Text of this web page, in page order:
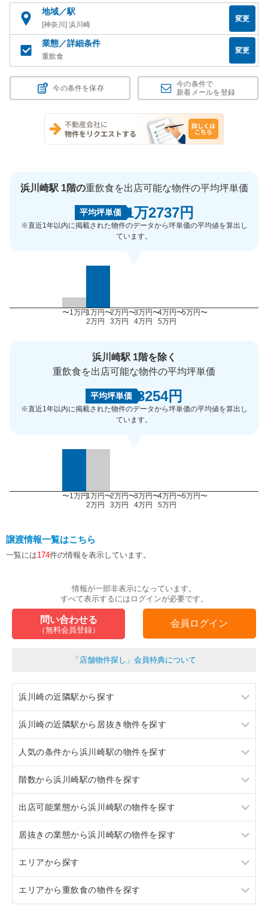
地域／駅
[神奈川] 浜川崎
変更
業態／詳細条件
重飲食
変更
今の条件を保存
今の条件で
新着メールを登録
浜川崎駅 1階の重飲食を出店可能な物件の平均坪単価
平均坪単価 1万2737円
※直近1年以内に掲載された物件のデータから坪単価の平均値を算出し
ています。
〜1万円1万円〜
2万円
2万円〜
3万円
3万円〜
4万円
4万円〜
5万円
5万円〜
浜川崎駅 1階を除く
重飲食を出店可能な物件の平均坪単価
平均坪単価 8254円
※直近1年以内に掲載された物件のデータから坪単価の平均値を算出し
ています。
〜1万円1万円〜
2万円
2万円〜
3万円
3万円〜
4万円
4万円〜
5万円
5万円〜
譲渡情報一覧はこちら
一覧には174件の情報を表示しています。
情報が一部非表示になっています。
すべて表示するにはログインが必要です。
問い合わせる
（無料会員登録）
会員ログイン
「店舗物件探し」会員特典について
浜川崎の近隣駅から探す
小田栄
川崎
川崎新町
浜川崎の近隣駅から居抜き物件を探す
小田栄
川崎
川崎新町
人気の条件から浜川崎駅の物件を探す
居抜き
スケルトン
駐車場あり
看板取り付け可
10坪以下
階数から浜川崎駅の物件を探す
1階
出店可能業態から浜川崎駅の物件を探す
重飲食
軽飲食
バー・クラブ
居抜きの業態から浜川崎駅の物件を探す
お弁当・惣菜・デリ
その他
エリアから探す
東京23区
エリアから重飲食の物件を探す